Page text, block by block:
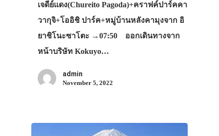
เจดีย์แดง(Chureito Pagoda)+คราฟค์ปาร์คคา
วากุจิ+โออิชิ ปาร์ค+หมู่บ้านหลังคามุงจาก อิ
ยาชิโนะซาโตะ →07:50 ออกเดินทางจาก
หน้าบริษัท Kokuyo…
admin
November 5, 2022